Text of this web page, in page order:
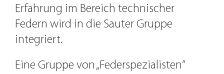
Erfahrung im Bereich technischer
Federn wird in die Sauter Gruppe
integriert.
Eine Gruppe von „Federspezialisten“